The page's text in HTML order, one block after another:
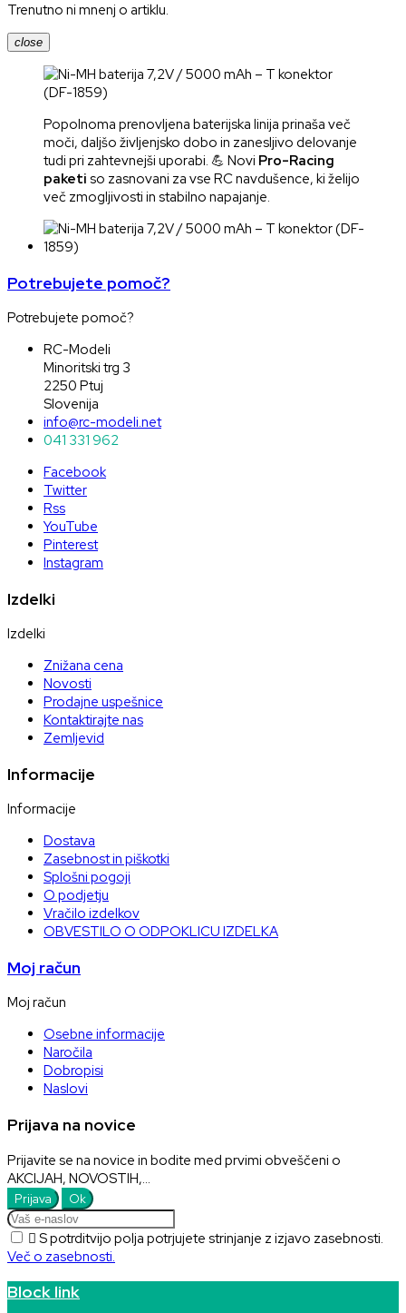
Trenutno ni mnenj o artiklu.
close
Popolnoma prenovljena baterijska linija prinaša več
moči, daljšo življenjsko dobo in zanesljivo delovanje
tudi pri zahtevnejši uporabi. 💪 Novi Pro-Racing
paketi so zasnovani za vse RC navdušence, ki želijo
več zmogljivosti in stabilno napajanje.
Potrebujete pomoč?
Potrebujete pomoč?
RC-Modeli
Minoritski trg 3
2250 Ptuj
Slovenija
info@rc-modeli.net
041 331 962
Facebook
Twitter
Rss
YouTube
Pinterest
Instagram
Izdelki
Izdelki
Znižana cena
Novosti
Prodajne uspešnice
Kontaktirajte nas
Zemljevid
Informacije
Informacije
Dostava
Zasebnost in piškotki
Splošni pogoji
O podjetju
Vračilo izdelkov
OBVESTILO O ODPOKLICU IZDELKA
Moj račun
Moj račun
Osebne informacije
Naročila
Dobropisi
Naslovi
Prijava na novice
Prijavite se na novice in bodite med prvimi obveščeni o
AKCIJAH, NOVOSTIH,...
 S potrditvijo polja potrjujete strinjanje z izjavo zasebnosti.
Več o zasebnosti.
Block link